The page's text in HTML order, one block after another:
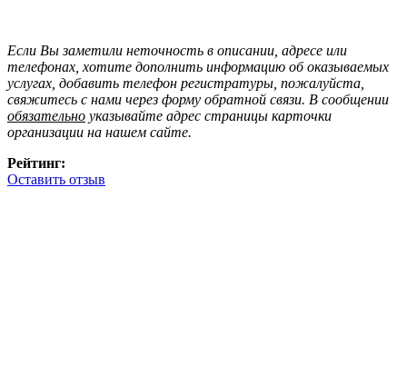
Если Вы заметили неточность в описании, адресе или
телефонах, хотите дополнить информацию об оказываемых
услугах, добавить телефон регистратуры, пожалуйста,
свяжитесь с нами через форму обратной связи. В сообщении
обязательно указывайте адрес страницы карточки
организации на нашем сайте.
Рейтинг:
Оставить отзыв